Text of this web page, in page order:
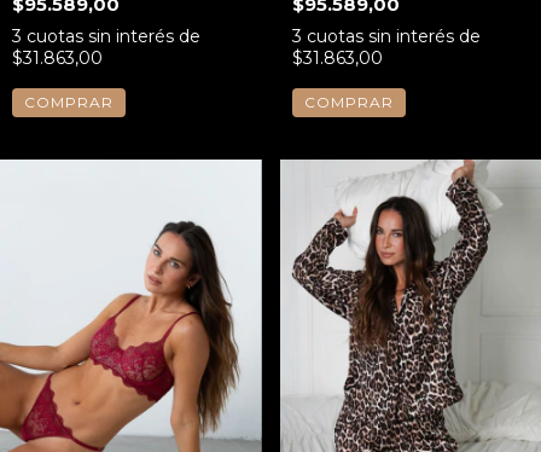
3 cuotas sin interés de
$31.863,00
COMPRAR
3 cuotas sin interés de
$31.863,00
COMPRAR